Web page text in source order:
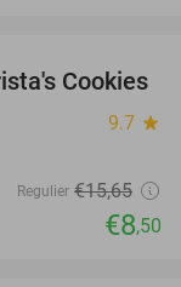
46%
Cookies
9.7 star
Regulier €15,65
€8,50